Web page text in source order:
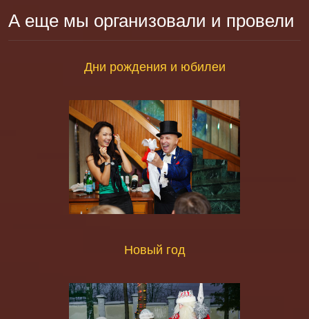
А еще мы организовали и провели
Дни рождения и юбилеи
Новый год